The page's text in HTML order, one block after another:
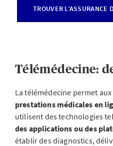
TROUVER L’ASSURANCE
Télémédecine:
La télémédecine permet
prestations médicales en
utilisent des technologies
des applications ou des
établir des diagnostics,